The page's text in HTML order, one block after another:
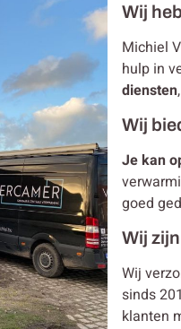
Wij
Michiel
hulp in
diensten
Wij
Je kan
goed
Wij
Wij
sinds
klanten